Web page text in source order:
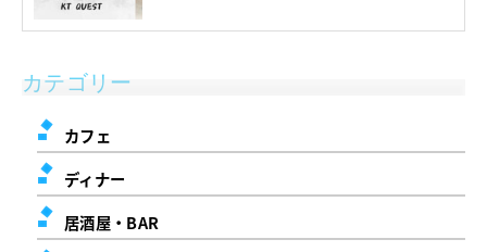
カテゴリー
カフェ
ディナー
居酒屋・BAR